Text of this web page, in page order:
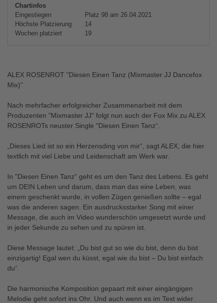
Chartinfos
Eingestiegen
Platz 98 am 26.04.2021
Höchste Platzierung
14
Wochen platziert
19
ALEX ROSENROT "Diesen Einen Tanz (Mixmaster JJ Dancefox
Mix)"
Nach mehrfacher erfolgreicher Zusammenarbeit mit dem
Produzenten "Mixmaster JJ" folgt nun auch der Fox Mix zu ALEX
ROSENROTs neuster Single "Diesen Einen Tanz“.
„Dieses Lied ist so ein Herzensding von mir“, sagt ALEX, die hier
textlich mit viel Liebe und Leidenschaft am Werk war.
In "Diesen Einen Tanz“ geht es um den Tanz des Lebens. Es geht
um DEIN Leben und darum, dass man das eine Leben, was
einem geschenkt wurde, in vollen Zügen genießen sollte – egal
was die anderen sagen. Ein ausdrucksstarker Song mit einer
Message, die auch im Video wunderschön umgesetzt wurde und
in jeder Sekunde zu sehen und zu spüren ist.
Diese Message lautet: „Du bist gut so wie du bist, denn du bist
einzigartig! Egal wen du küsst, egal wie du bist – Du bist einfach
du“.
Die harmonische Komposition gepaart mit einer eingängigen
Melodie geht sofort ins Ohr. Und auch wenn es im Text wider